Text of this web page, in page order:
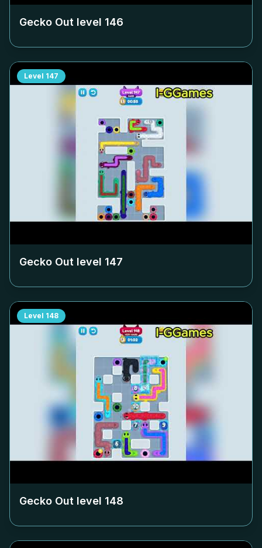
Gecko Out level 146
Level 147
Gecko Out level 147
Level 148
Gecko Out level 148